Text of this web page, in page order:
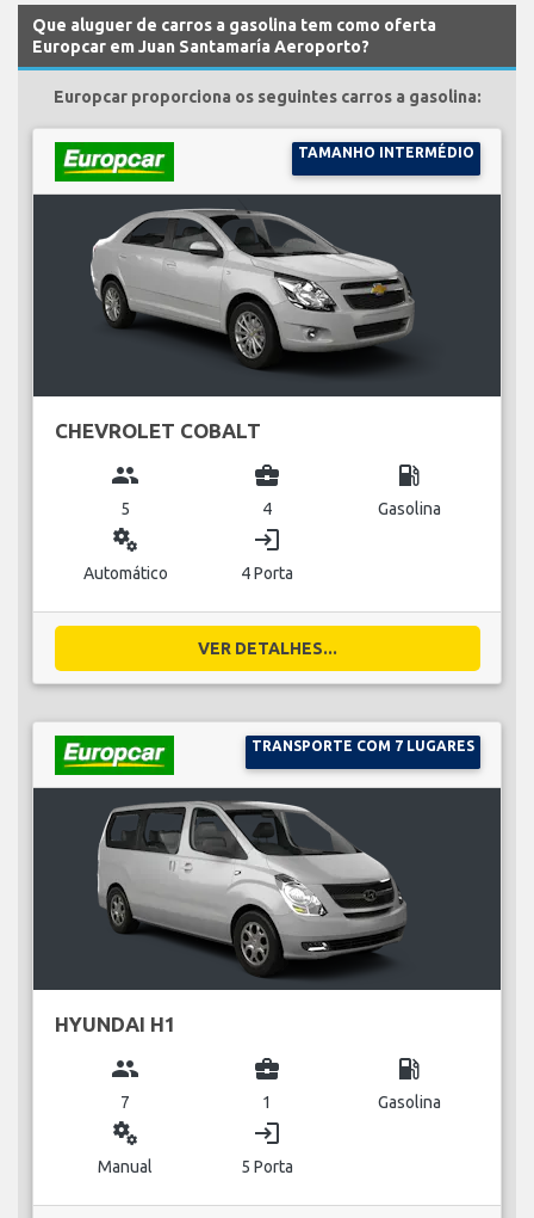
Que aluguer de carros a gasolina tem como oferta
Europcar em Juan Santamaría Aeroporto?
Europcar proporciona os seguintes carros a gasolina:
TAMANHO INTERMÉDIO
CHEVROLET COBALT
group
5
business_center
4
local_gas_station
Gasolina
miscellaneous_services
Automático
login
4 Porta
VER DETALHES...
TRANSPORTE COM 7 LUGARES
HYUNDAI H1
group
7
business_center
1
local_gas_station
Gasolina
miscellaneous_services
Manual
login
5 Porta